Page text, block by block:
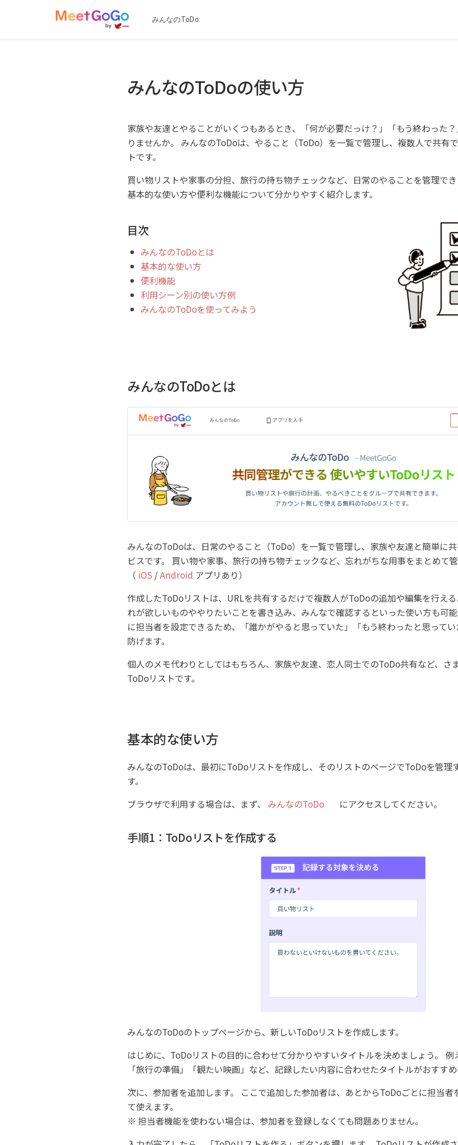
みんなのToDo
みんなのToDoの使い方
家族や友達とやることがいくつもあるとき、「何が必要だっけ？」「もう終わった
りませんか。 みんなのToDoは、やること（ToDo）を一覧で管理し、複数人で共有
トです。
買い物リストや家事の分担、旅行の持ち物チェックなど、日常のやることを管理でき
基本的な使い方や便利な機能について分かりやすく紹介します。
目次
みんなのToDoとは
基本的な使い方
便利機能
利用シーン別の使い方例
みんなのToDoを使ってみよう
みんなのToDoとは
みんなのToDoは、日常のやること（ToDo）を一覧で管理し、家族や友達と簡単に
ビスです。 買い物や家事、旅行の持ち物チェックなど、忘れがちな用事をまとめて管
（ iOS /Android アプリあり）
作成したToDoリストは、URLを共有するだけで複数人がToDoの追加や編集を行え
れが欲しいものややりたいことを書き込み、みんなで確認するといった使い方も可
に担当者を設定できるため、「誰かがやると思っていた」「もう終わったと思って
防げます。
個人のメモ代わりとしてはもちろん、家族や友達、恋人同士でのToDo共有など、さ
ToDoリストです。
基本的な使い方
みんなのToDoは、最初にToDoリストを作成し、そのリストのページでToDoを管理
す。
ブラウザで利用する場合は、まず、 みんなのToDo にアクセスしてください。
手順1：ToDoリストを作成する
みんなのToDoのトップページから、新しいToDoリストを作成します。
はじめに、ToDoリストの目的に合わせて分かりやすいタイトルを決めましょう。 例
「旅行の準備」「観たい映画」など、記録したい内容に合わせたタイトルがおすすめ
次に、参加者を追加します。 ここで追加した参加者は、あとからToDoごとに担当者
て使えます。
※ 担当者機能を使わない場合は、参加者を登録しなくても問題ありません。